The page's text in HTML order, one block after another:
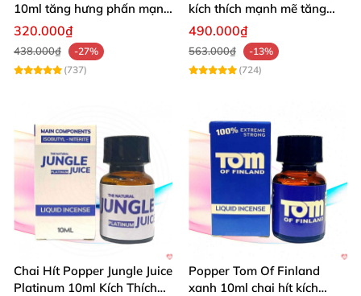
10ml tăng hưng phấn mạnh
mẽ kích thích
320.000₫
438.000₫
-27%
(737)
kích thích mạnh mẽ tăng
cảm giác
490.000₫
563.000₫
-13%
(724)
Chai Hít Popper Jungle Juice
Platinum 10ml Kích Thích
Popper Tom Of Finland
xanh 10ml chai hít kích